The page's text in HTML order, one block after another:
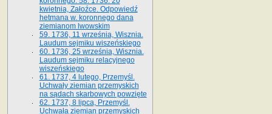
kwietnia, Załoźce. Odpowiedź
hetmana w. koronnego dana
ziemianom lwowskim
59. 1736, 11 września, Wisznia.
Laudum sejmiku wiszeńskiego
60. 1736, 25 września, Wisznia.
Laudum sejmiku relacyjnego
wiszeńskiego
61. 1737, 4 lutego, Przemyśl.
Uchwały ziemian przemyskich
na sądach skarbowych powzięte
62. 1737, 8 lipca, Przemyśl.
Uchwała ziemian przemyskich